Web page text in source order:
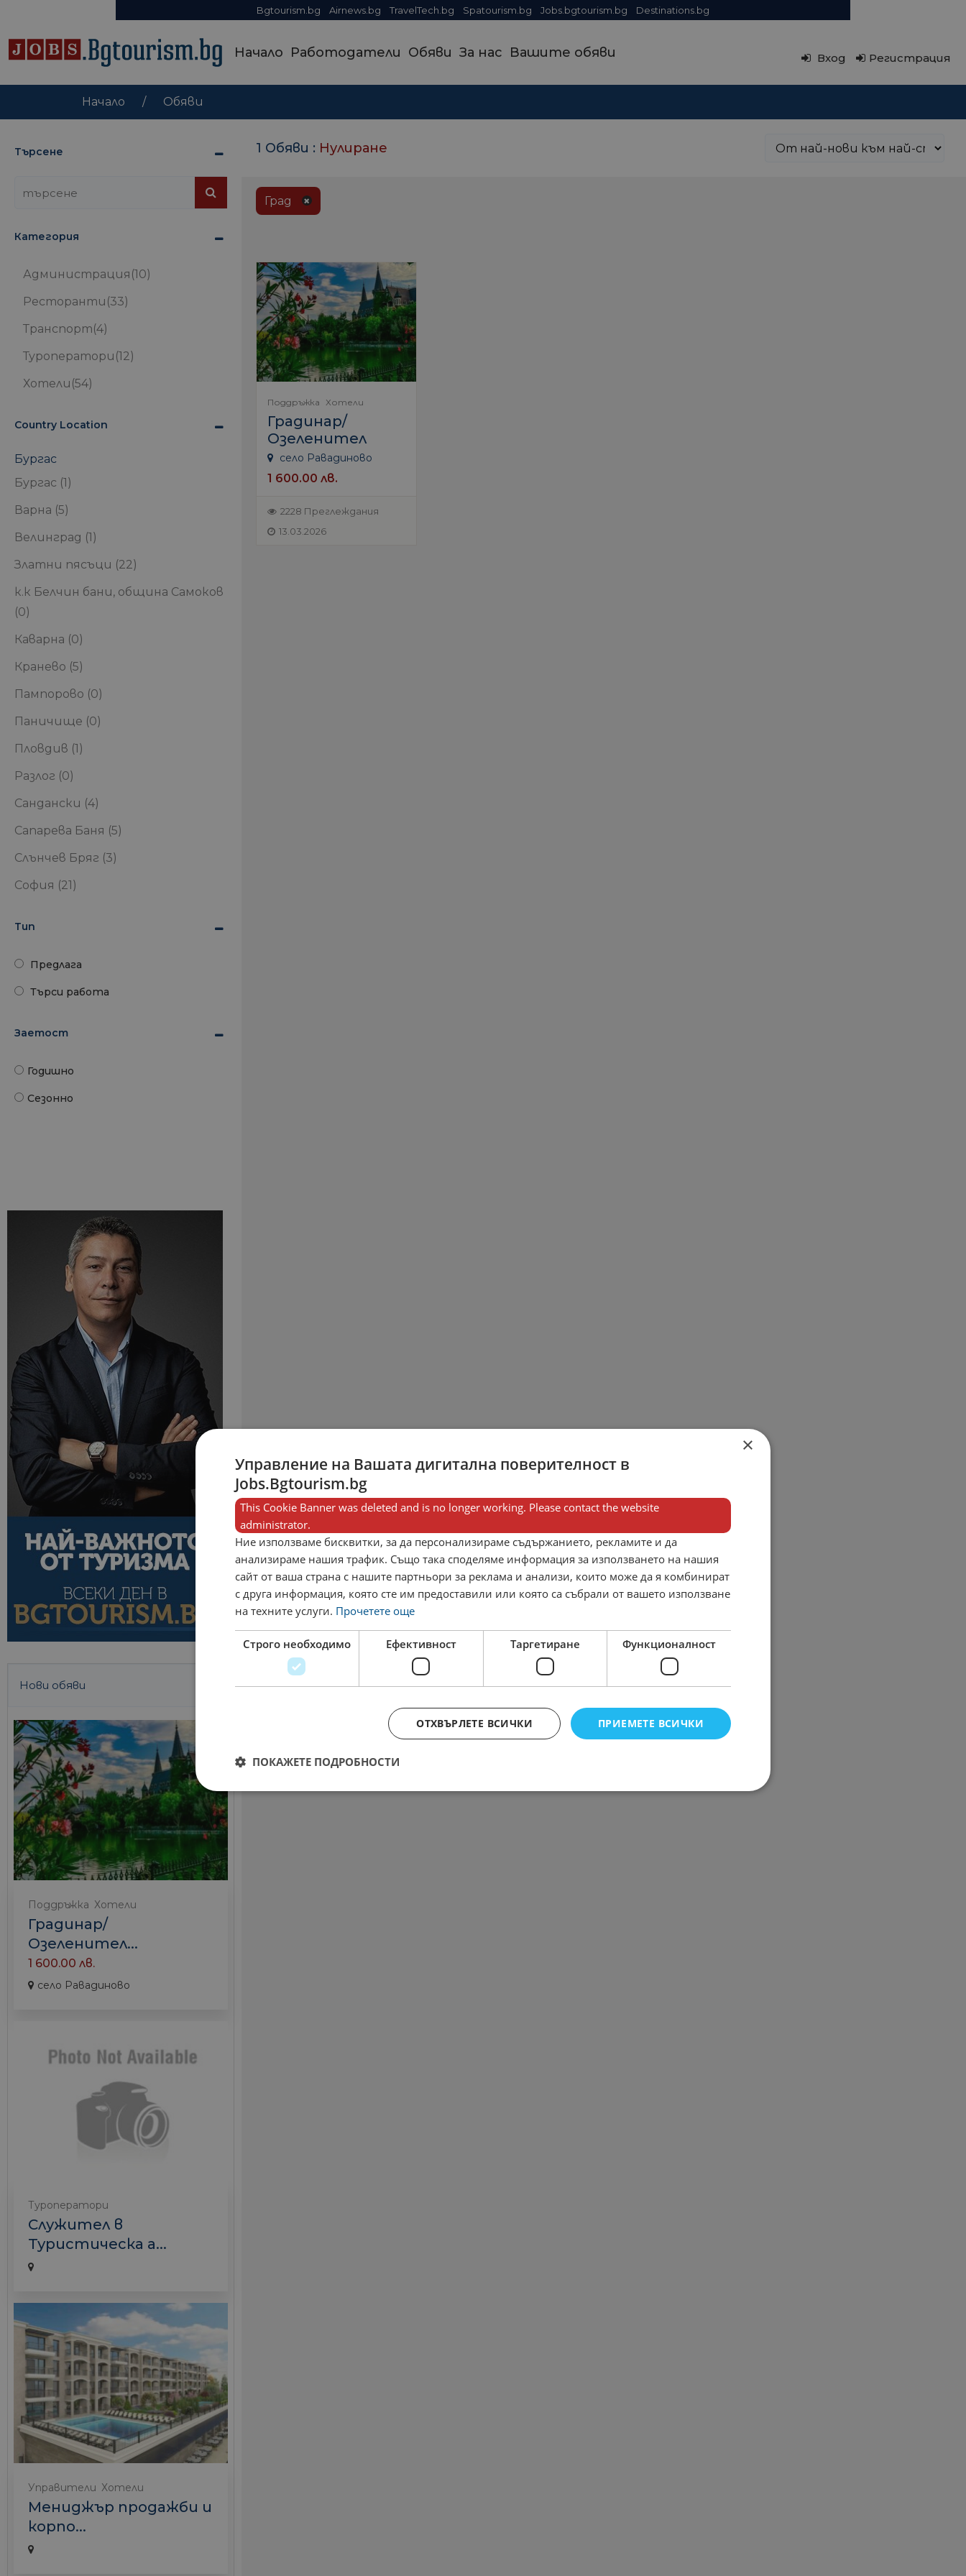
Bgtourism.bg Airnews.bg TravelTech.bg Spatourism.bg Jobs.bgtourism.bg Destinations.bg
Начало Работодатели Обяви За нас Вашите обяви Вход Регистрация
Начало Обяви
1 Обяви : Нулиране
Търсене
Категория
Администрация (10)
Ресторанти (33)
Транспорт(4)
Туроператори (12)
Хотели (54)
Country Location
Бургас
Бургас (1)
Варна (5)
Велинград (1)
Златни пясъци (22)
к.к Белчин бани, община Самоков
(0)
Каварна (0)
Кранево (5)
Пампорово (0)
Паничище (0)
Пловдив (1)
Разлог (0)
Сандански (4)
Сапарева Баня (5)
Слънчев Бряг (3)
София (21)
Тип
Предлага
Търси работа
Заетост
Годишно
Сезонно
Нови обяви
Поддръжка Хотели
Градинар/
Озеленител...
1 600.00 лв.
село Равадиново
Туроператори
Служител в
Туристическа а...
Управители Хотели
Мениджър продажби и
корпо...
Град
Поддръжка Хотели
Градинар/
Озеленител
село Равадиново
1 600.00 лв.
2228 Преглеждания
13.03.2026
×
Управление на Вашата дигитална поверителност в
Jobs.Bgtourism.bg
This Cookie Banner was deleted and is no longer working. Please contact the website
administrator.
Ние използваме бисквитки, за да персонализираме съдържанието, рекламите и да
анализираме нашия трафик. Също така споделяме информация за използването на нашия
сайт от ваша страна с нашите партньори за реклама и анализи, които може да я комбинират
с друга информация, която сте им предоставили или която са събрали от вашето използване
на техните услуги. Прочетете още
Строго необходимо Ефективност Таргетиране Функционалност
ПРИЕМЕТЕ ВСИЧКИ
ОТХВЪРЛЕТЕ ВСИЧКИ
ПОКАЖЕТЕ ПОДРОБНОСТИ